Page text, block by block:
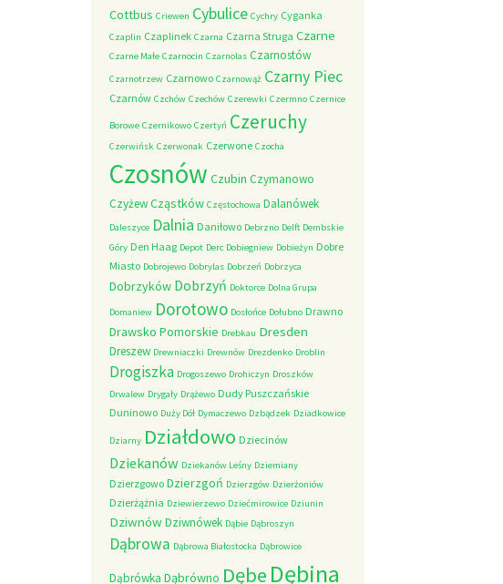
Cottbus Criewen Cybulice Cychry Cyganka
Czaplin Czaplinek Czarna Czarna Struga Czarne
Czarne Małe Czarnocin Czarnolas Czarnostów
Czarnotrzew Czarnowo Czarnowąż Czarny Piec
Czarnów Czchów Czechów Czerewki Czermno Czernice
Borowe Czernikowo Czertyń Czeruchy
Czerwińsk Czerwonak Czerwone Czocha
Czosnów Czubin Czymanowo
CzyżewCząstków Częstochowa Dalanówek
Daleszyce Dalnia Daniłowo Debrzno Delft Dembskie
Góry Den Haag Depot Derc Dobiegniew Dobieżyn Dobre
Miasto Dobrojewo Dobrylas Dobrzeń Dobrzyca
Dobrzyków Dobrzyń Doktorce Dolna Grupa
Domaniew Dorotowo Dosłońce Dołubno Drawno
Drawsko Pomorskie Drebkau Dresden
Dreszew Drewniaczki Drewnów Drezdenko Droblin
Drogiszka Drogoszewo Drohiczyn Droszków
Drwalew Drygały Drążewo Dudy Puszczańskie
Duninowo Duży Dół Dymaczewo Dzbądzek Dziadkowice
Dziarny Działdowo Dziecinów
Dziekanów Dziekanów Leśny Dziemiany
Dzierzgowo Dzierzgoń Dzierzgów Dzierżoniów
Dzierżążnia Dziewierzewo Dziećmirowice Dziunin
DziwnówDziwnówek Dąbie Dąbroszyn
Dąbrowa Dąbrowa Białostocka Dąbrowice
Dąbrówka Dąbrówno Dębe Dębina